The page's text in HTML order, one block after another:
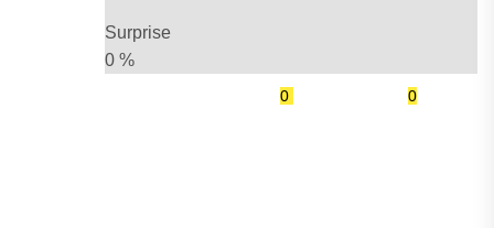
Surprise
0 %
0 0